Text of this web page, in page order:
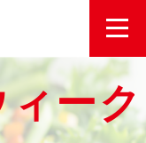
ーク